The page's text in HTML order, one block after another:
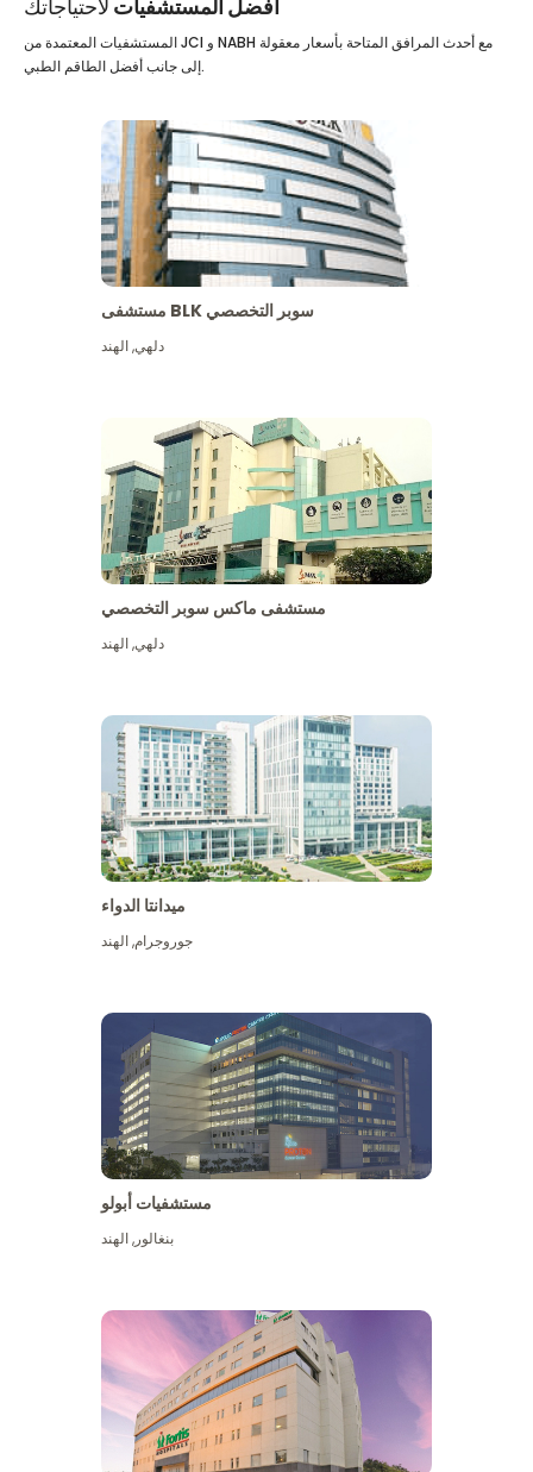
أفضل المستشفيات لاحتياجاتك
المستشفيات المعتمدة من JCI و NABH مع أحدث المرافق المتاحة بأسعار معقولة
إلى جانب أفضل الطاقم الطبي.
مستشفى BLK سوبر التخصصي
دلهي,الهند
مستشفى ماكس سوبر التخصصي
دلهي,الهند
ميدانتا الدواء
جوروجرام,الهند
مستشفيات أبولو
بنغالور,الهند